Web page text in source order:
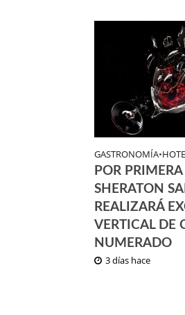
GASTRONOMÍA•
POR
SHERATON
REALIZARÁ
VERTICAL DE
NUMERADO
3 días hace